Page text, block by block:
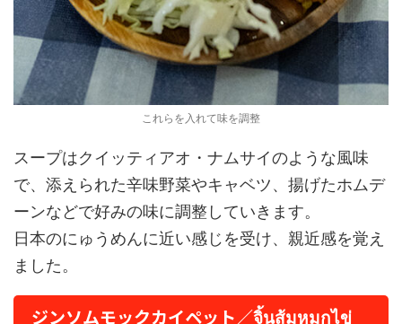
これらを入れて味を調整
スープはクイッティアオ・ナムサイのような風味
で、添えられた辛味野菜やキャベツ、揚げたホムデ
ーンなどで好みの味に調整していきます。
日本のにゅうめんに近い感じを受け、親近感を覚え
ました。
ジンソムモックカイペット／จิ้นส้มหมกไข่